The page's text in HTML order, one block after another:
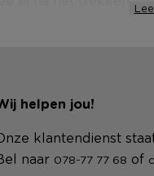
helpen jou!
klantendienst
naar 078-77 77 68 of